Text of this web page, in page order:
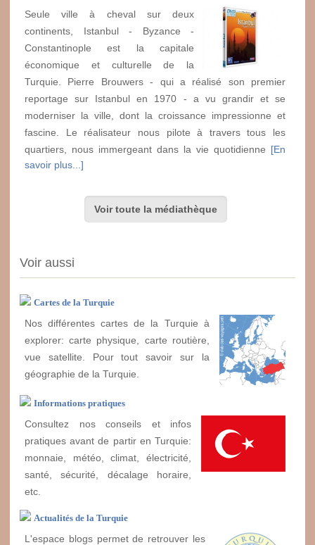
Seule ville à cheval sur deux
continents, Istanbul - Byzance -
Constantinople est la capitale
économique et culturelle de la
Turquie. Pierre Brouwers - qui a réalisé son premier
reportage sur Istanbul en 1970 - a vu grandir et se
moderniser la ville, dont la croissance impressionne et
fascine. Le réalisateur nous pilote à travers tous les
quartiers, nous immergeant dans la vie quotidienne [En
savoir plus...]
Voir toute la médiathèque
Voir aussi
Cartes de la Turquie
Nos différentes cartes de la Turquie à
explorer: carte physique, carte routière,
vue satellite. Pour tout savoir sur la
géographie de la Turquie.
Informations pratiques
Consultez nos conseils et infos
pratiques avant de partir en Turquie:
monnaie, météo, climat, électricité,
santé, sécurité, décalage horaire,
etc.
Actualités de la Turquie
L'espace blogs permet de retrouver les